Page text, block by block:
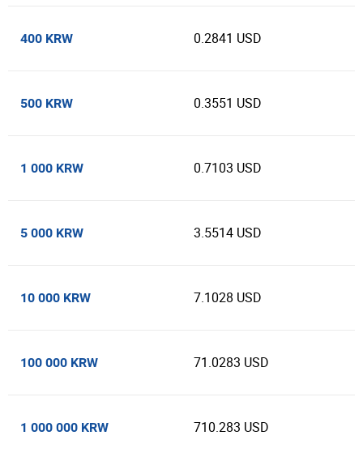
400 KRW 0.2841 USD
500 KRW 0.3551 USD
1 000 KRW 0.7103 USD
5 000 KRW 3.5514 USD
10 000 KRW 7.1028 USD
100 000 KRW 71.0283 USD
1 000 000 KRW 710.283 USD